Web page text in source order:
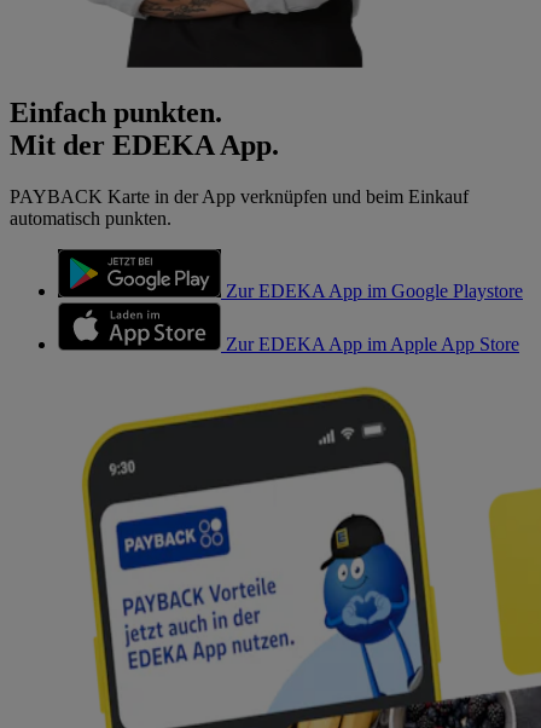
Einfach punkten.
Mit der EDEKA App.
PAYBACK Karte in der App verknüpfen und beim Einkauf
automatisch punkten.
Zur EDEKA App im Google Playstore
Zur EDEKA App im Apple App Store